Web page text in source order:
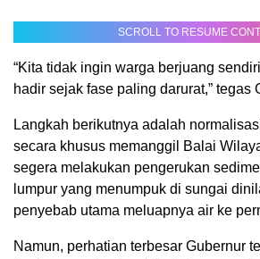
SCROLL TO RESUME
“Kita tidak ingin warga berjuang
hadir sejak fase paling darurat,” tegas
Langkah berikutnya adalah
secara khusus memanggil Balai
segera melakukan pengerukan
lumpur yang menumpuk di sungai
penyebab utama meluapnya air ke
Namun, perhatian terbesar Gubernur